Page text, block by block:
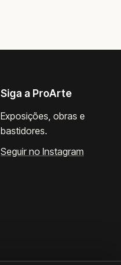
Siga a ProArte
Exposições, obras e
bastidores.
Seguir no Instagram